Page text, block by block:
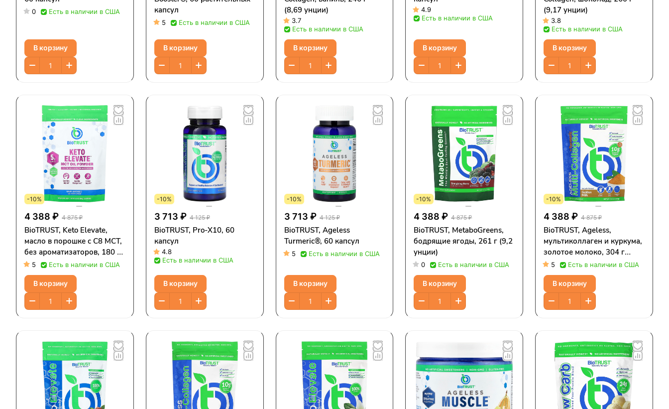
0 Есть в наличии в США
В корзину
капсул
5 Есть в наличии в США
В корзину
(8,69 унции)
3.7
Есть в наличии в США
В корзину
4.9
Есть в наличии в США
В корзину
(9,17 унции)
3.8
Есть в наличии в США
В корзину
-10%
4 388 ₽ 4 875 ₽
BioTRUST, Keto Elevate,
масло в порошке с C8 MCT,
без ароматизаторов, 180 г
(6,35 унции)
5 Есть в наличии в США
В корзину
-10%
3 713 ₽ 4 125 ₽
BioTRUST, Pro-X10, 60
капсул
4.8
Есть в наличии в США
В корзину
-10%
3 713 ₽ 4 125 ₽
BioTRUST, Ageless
Turmeric®, 60 капсул
5 Есть в наличии в США
В корзину
-10%
4 388 ₽ 4 875 ₽
BioTRUST, MetaboGreens,
бодрящие ягоды, 261 г (9,2
унции)
0 Есть в наличии в США
В корзину
-10%
4 388 ₽ 4 875 ₽
BioTRUST, Ageless,
мультиколлаген и куркума,
золотое молоко, 304 г
(10,7 унции)
5 Есть в наличии в США
В корзину